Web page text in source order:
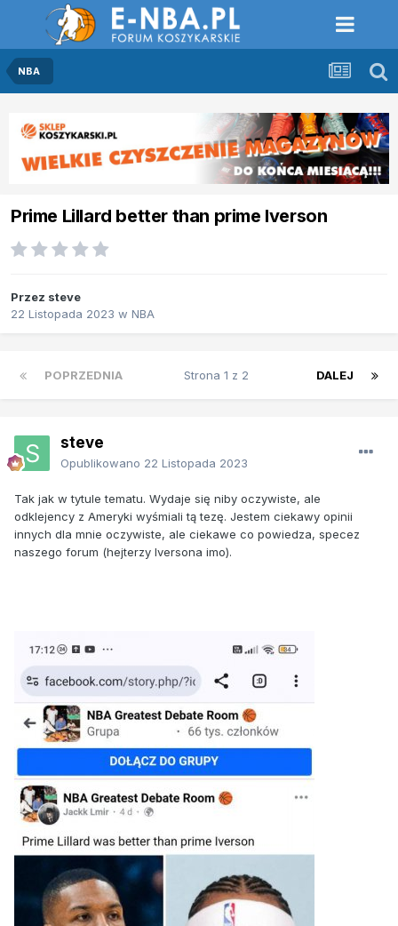
NBA
Prime Lillard better than prime Iverson
Przez steve
22 Listopada 2023 w NBA
POPRZEDNIA DALEJ
Strona 1 z 2
steve
Opublikowano 22 Listopada 2023
Tak jak w tytule tematu. Wydaje się niby oczywiste, ale
odklejency z Ameryki wyśmiali tą tezę. Jestem ciekawy opinii
innych dla mnie oczywiste, ale ciekawe co powiedza, specez
naszego forum (hejterzy Iversona imo).